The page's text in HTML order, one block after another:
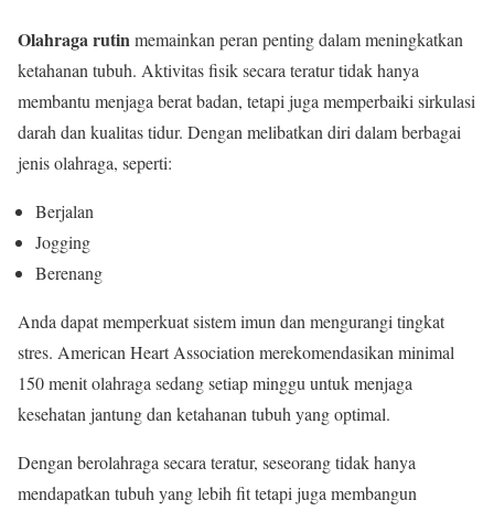
Olahraga rutinmemainkan peran penting dalam meningkatkan
ketahanan tubuh. Aktivitas fisik secara teratur tidak hanya
membantu menjaga berat badan, tetapi juga memperbaiki sirkulasi
darah dan kualitas tidur. Dengan melibatkan diri dalam berbagai
jenis olahraga, seperti:
Berjalan
Jogging
Berenang
Anda dapat memperkuat sistem imun dan mengurangi tingkat
stres. American Heart Association merekomendasikan minimal
150 menit olahraga sedang setiap minggu untuk menjaga
kesehatan jantung dan ketahanan tubuh yang optimal.
Dengan berolahraga secara teratur, seseorang tidak hanya
mendapatkan tubuh yang lebih fit tetapi juga membangun